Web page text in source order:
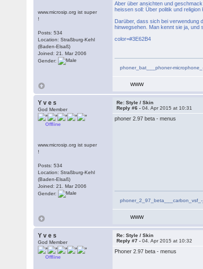
www.microsip.org ist super
!
Posts: 534
Location: Straßburg-Kehl
(Baden-Elsaß)
Joined: 21. Mar 2006
Gender:
Aber über ansichten und
heissen soll: Über politik und
Darüber, dass sich bei verwendung
hinwegsehen. Man kennt sie ja, und
color=#3E62B4
phoner_bat___phoner-
WWW
Y v e s
God Member
Offline
www.microsip.org ist super
!
Posts: 534
Location: Straßburg-Kehl
(Baden-Elsaß)
Joined: 21. Mar 2006
Gender:
Re: Style / Skin
Reply #6 -04. Apr 2015 at 10:31
phoner 2.97 beta - menus
WWW
Y v e s
God Member
Offline
Re: Style / Skin
Reply #7 -04. Apr 2015 at 10:32
Phoner 2.97 beta - menus